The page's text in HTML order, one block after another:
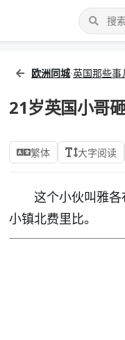
欧洲同城·英国那些事
21岁英国小哥
繁体 大字阅读
这个小伙叫雅
小镇北费里比。